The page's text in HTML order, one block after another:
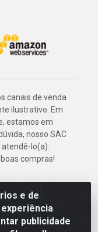
e de
publicidade
canais de venda
ilustrativo. Em
estamos em
nosso SAC
lo(a).
compras!
de Morais, 2471 -
24.150.377/0003-